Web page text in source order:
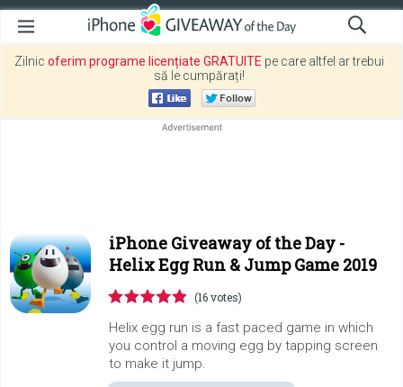
Zilnic oferim programe licențiate GRATUITE pe care altfel ar trebui
să le cumpărați!
iPhone Giveaway of the Day -
Helix Egg Run & Jump Game 2019
(16 votes)
Helix egg run is a fast paced game in which
you control a moving egg by tapping screen
to make it jump.